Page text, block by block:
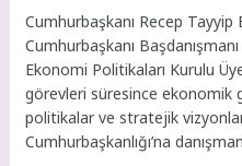
Cumhurbaşkanı Recep Tayyip
Cumhurbaşkanı
Ekonomi Politikaları Kurulu
görevleri süresince ekonomik
politikalar ve stratejik
Cumhurbaşkanlığı’na